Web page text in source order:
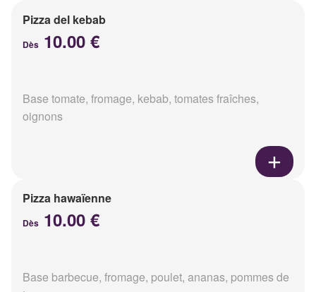
Pizza del kebab
Dès 10.00 €
Base tomate, fromage, kebab, tomates fraîches,
oignons
Pizza hawaïenne
Dès 10.00 €
Base barbecue, fromage, poulet, ananas, pommes de